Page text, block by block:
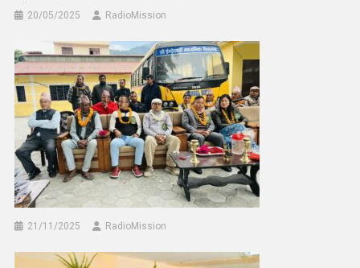
20/05/2025 RadioMission
21/11/2025 RadioMission